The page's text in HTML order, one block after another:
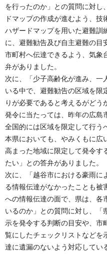
を行ったのか」との質問に対し
ドマップの作成が進むよう、技
ハザードマップを用いた避難訓
に、避難勧告及び自主避難の目
市町村へ伝達できるよう、気象
弁がありました。
次に、「少子高齢化が進み、一
いる中で、避難勧告の区域を限
りが必要であると考えるがど
発令に当たっては、昨年の広島
全国的には区域を限定して行う
本県においても、やみくもに広
高まった地域に限定して発令す
たい」との答弁がありました。
次に、「越谷市における豪雨に
る情報伝達がなかったことも被
への情報伝達の面で、県は、各
いるのか」との質問に対し、「
示を発令する判断の目安や、市
覧にしたチェックリストなどを
達に遺漏のないよう対応してい